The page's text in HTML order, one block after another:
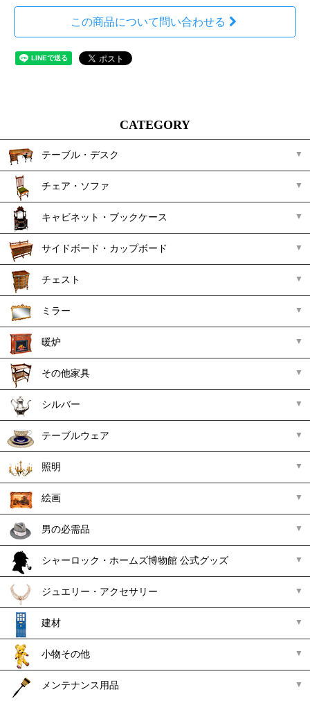
この商品について問い合わせる
CATEGORY
テーブル・デスク
チェア・ソファ
キャビネット・ブックケース
サイドボード・カップボード
チェスト
ミラー
暖炉
その他家具
シルバー
テーブルウェア
照明
絵画
男の必需品
シャーロック・ホームズ博物館 公式グッズ
ジュエリー・アクセサリー
建材
小物その他
メンテナンス用品